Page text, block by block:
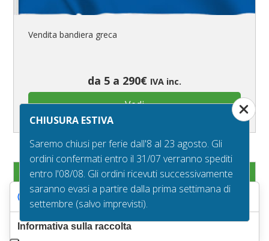
Vendita bandiera greca
da 5 a 290€ IVA inc.
Vedi
Bandiera Guernsey
CHIUSURA ESTIVA
Saremo chiusi per ferie dall'8 al 23 agosto. Gli
ordini confermati entro il 31/07 verranno spediti
entro l'08/08. Gli ordini ricevuti successivamente
saranno evasi a partire dalla prima settimana di
settembre (salvo imprevisti).
Le tue preferenze relative alla privacy
Informativa sulla raccolta